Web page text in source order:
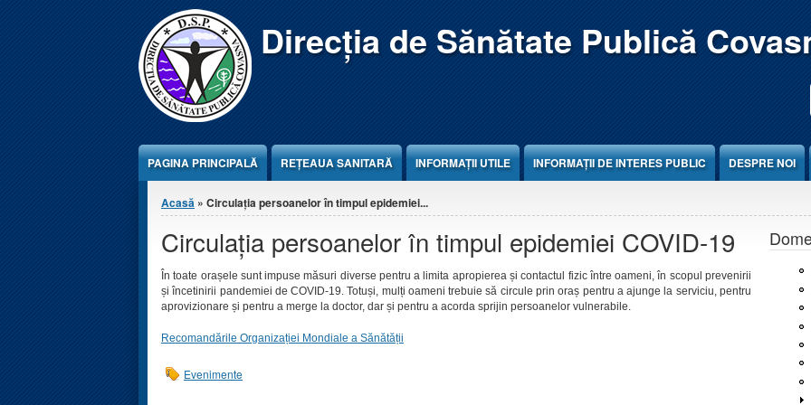
Direcția de Sănătate Publică
PAGINA PRINCIPALĂ REŢEAUA SANITARĂ INFORMAȚII UTILE INFORMAȚII DE INTERES PUBLIC DESPRE NOI
Eşti aici
Acasă » Circulația persoanelor în timpul epidemiei...
Circulația persoanelor în timpul epidemiei COVID-19
În toate orașele sunt impuse măsuri diverse pentru a limita apropierea și contactul fizic între oameni, în scopul prevenirii
și încetinirii pandemiei de COVID-19. Totuși, mulți oameni trebuie să circule prin oraș pentru a ajunge la serviciu, pentru
aprovizionare și pentru a merge la doctor, dar și pentru a acorda sprijin persoanelor vulnerabile.
Recomandările Organizației Mondiale a Sănătății
Evenimente